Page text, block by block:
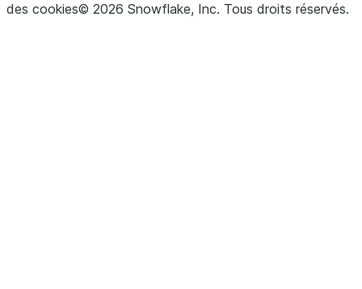
des cookies© 2026 Snowflake, Inc. Tous droits réservés.